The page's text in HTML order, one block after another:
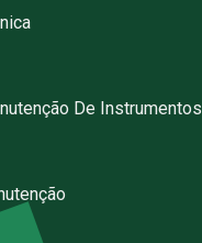
De Instrumentos